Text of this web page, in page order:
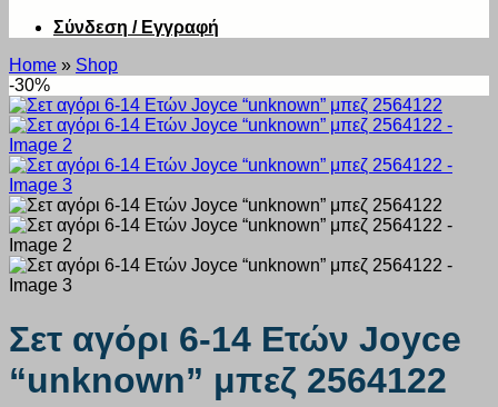
Σύνδεση / Εγγραφή
Home » Shop
-30%
Σετ αγόρι 6-14 Ετών Joyce
“unknown” μπεζ 2564122